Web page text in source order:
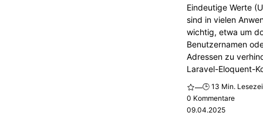
Eindeutige Werte
sind in vielen
wichtig, etwa um
Benutzernamen
Adressen zu
Laravel-Eloquent-
—🕒 13 Min.
0 Kommentare
09.04.2025